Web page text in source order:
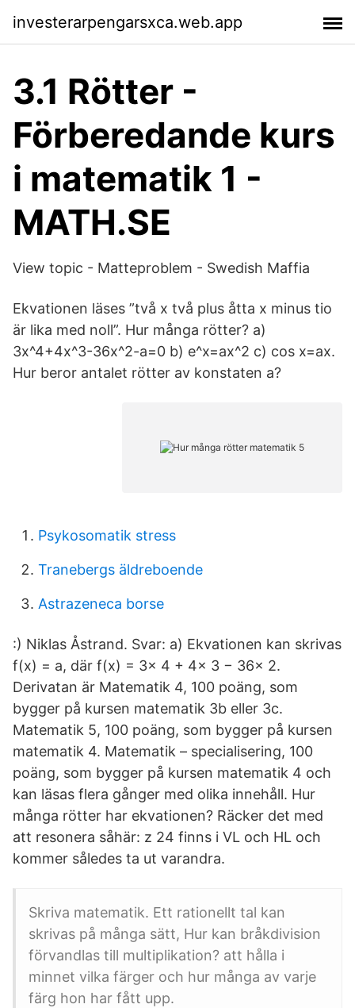
investerarpengarsxca.web.app
3.1 Rötter -
Förberedande kurs
i matematik 1 -
MATH.SE
View topic - Matteproblem - Swedish Maffia
Ekvationen läses ”två x två plus åtta x minus tio
är lika med noll”. Hur många rötter? a)
3x^4+4x^3-36x^2-a=0 b) e^x=ax^2 c) cos x=ax.
Hur beror antalet rötter av konstaten a?
Psykosomatik stress
Tranebergs äldreboende
Astrazeneca borse
:) Niklas Åstrand. Svar: a) Ekvationen kan skrivas
f(x) = a, där f(x) = 3x 4 + 4x 3 − 36x 2.
Derivatan är Matematik 4, 100 poäng, som
bygger på kursen matematik 3b eller 3c.
Matematik 5, 100 poäng, som bygger på kursen
matematik 4. Matematik – specialisering, 100
poäng, som bygger på kursen matematik 4 och
kan läsas flera gånger med olika innehåll. Hur
många rötter har ekvationen? Räcker det med
att resonera såhär: z 24 finns i VL och HL och
kommer således ta ut varandra.
Skriva matematik. Ett rationellt tal kan
skrivas på många sätt, Hur kan bråkdivision
förvandlas till multiplikation? att hålla i
minnet vilka färger och hur många av varje
färg hon har fått upp.